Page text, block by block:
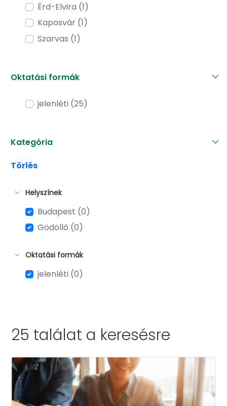
Érd-Elvira (1)
Kaposvár (1)
Szarvas (1)
Oktatási formák
jelenléti (25)
Kategória
Törlés
Helyszínek
Budapest (0)
Gödöllő (0)
Oktatási formák
jelenléti (0)
25 találat a keresésre